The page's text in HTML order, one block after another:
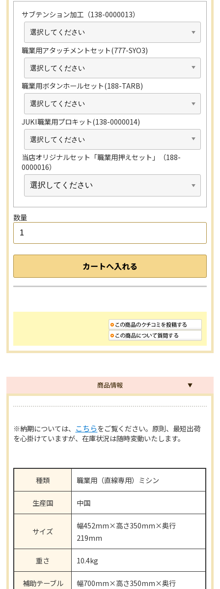
サブテンション加工（138-0000013）
職業用アタッチメントセット(777-SYO3)
職業用ボタンホールセット(188-TARB)
JUKI職業用プロキット(138-0000014)
当店オリジナルセット「職業用押えセット」（188-
0000016）
数量
商品情報
※納期については、 こちらをご覧ください。原則、最短出荷
を心掛けていますが、在庫状況は随時変動いたします。
種類 職業用（直線専用）ミシン
生産国 中国
サイズ
幅452mm×高さ350mm×奥行
219mm
重さ 10.4kg
補助テーブル
幅700mm×高さ350mm×奥行